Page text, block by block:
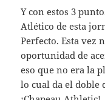
Y con estos 3
Atlético de esta
Perfecto. Esta vez
oportunidad de
eso que no era la
lo cual da el doble